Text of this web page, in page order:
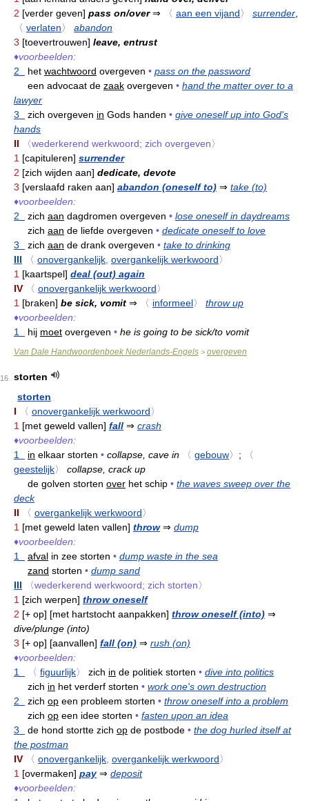
2 [verder geven] pass on/over⇒ 〈 aan een vijand〉 surrender
〈 verlaten〉
abandon
3 [toevertrouwen] leave, entrust
♦voorbeelden:
2
het wachtwoord overgeven • pass on the password
een advocaat de zaak overgeven • hand the matter over to a
lawyer
3
zich overgeven in Gods handen • give oneself up into God's
hands
II
〈wederkerend werkwoord; zich overgeven〉
1 [capituleren] surrender
2 [zich wijden aan] dedicate, devote
3 [verslaafd raken aan] abandon (oneself to) ⇒ take (to)
♦voorbeelden:
2
zich aan dagdromen overgeven • lose oneself in daydreams
zich aan de liefde overgeven • dedicate oneself to love
3
zich aan de drank overgeven • take to drinking
III
〈 onovergankelijk overgankelijk werkwoord〉
1 [kaartspel] deal (out) again
IV
〈 onovergankelijk werkwoord〉
1 [braken] be sick, vomit ⇒ 〈 informeel〉
throw up
♦voorbeelden:
1
hij moet overgeven • he is going to be sick/to vomit
Van Dale Handwoordenboek Nederlands-Engels > overgeven
16
storten
storten
I
〈 onovergankelijk werkwoord〉
1 [met geweld vallen] fall ⇒ crash
♦voorbeelden:
1
in elkaar storten • collapse, cave in 〈 gebouw〉 ;
〈
geestelijk〉
collapse, crack up
de golven storten over het schip • the waves sweep over the
deck
II
〈 overgankelijk werkwoord〉
1 [met geweld laten vallen] throw⇒ dump
♦voorbeelden:
1
afval in zee storten • dump waste in the sea
zand storten • dump sand
III
〈wederkerend werkwoord; zich storten〉
1 [zich werpen] throw oneself
2 [+ op] [met hartstocht aanpakken] throw oneself (into) ⇒
dive/plunge (into)
3 [+ op] [aanvallen] fall (on) ⇒ rush (on)
♦voorbeelden:
1
〈 figuurlijk〉 zich in de politiek storten • dive into politics
zich in het verderf storten • work one's own destruction
2
zich op een probleem storten • throw oneself into a problem
zich op een idee storten • fasten upon an idea
3
de hond stortte zich op de postbode • the dog hurled itself at
the postman
IV
〈 onovergankelijk overgankelijk werkwoord〉
1 [overmaken] pay⇒ deposit
♦voorbeelden: